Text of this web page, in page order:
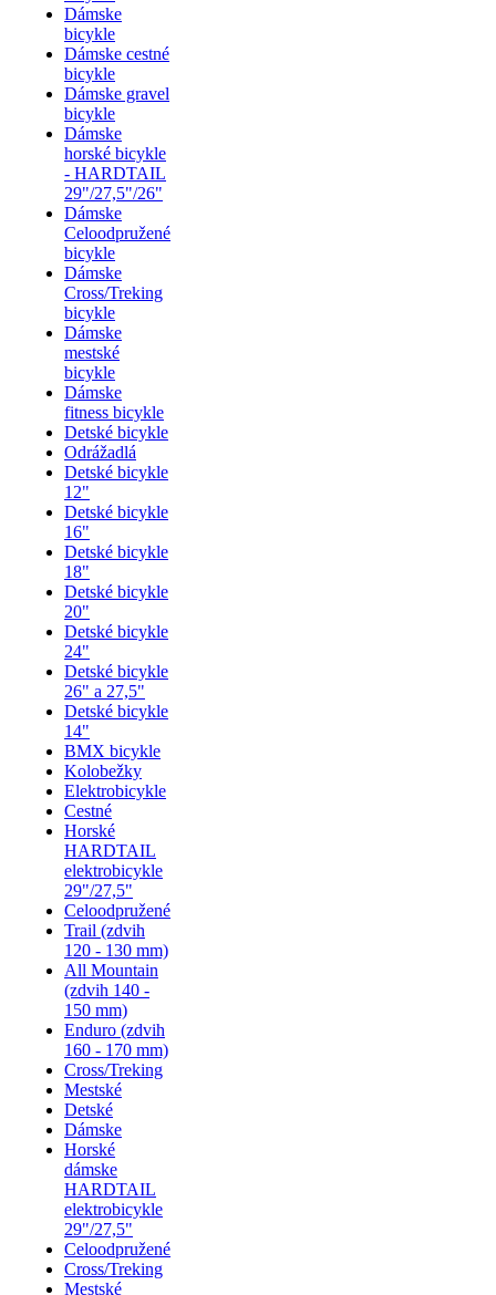
Dámske
bicykle
Dámske cestné
bicykle
Dámske gravel
bicykle
Dámske
horské bicykle
- HARDTAIL
29"/27,5"/26"
Dámske
Celoodpružené
bicykle
Dámske
Cross/Treking
bicykle
Dámske
mestské
bicykle
Dámske
fitness bicykle
Detské bicykle
Odrážadlá
Detské bicykle
12"
Detské bicykle
16"
Detské bicykle
18"
Detské bicykle
20"
Detské bicykle
24"
Detské bicykle
26" a 27,5"
Detské bicykle
14"
BMX bicykle
Kolobežky
Elektrobicykle
Cestné
Horské
HARDTAIL
elektrobicykle
29"/27,5"
Celoodpružené
Trail (zdvih
120 - 130 mm)
All Mountain
(zdvih 140 -
150 mm)
Enduro (zdvih
160 - 170 mm)
Cross/Treking
Mestské
Detské
Dámske
Horské
dámske
HARDTAIL
elektrobicykle
29"/27,5"
Celoodpružené
Cross/Treking
Mestské